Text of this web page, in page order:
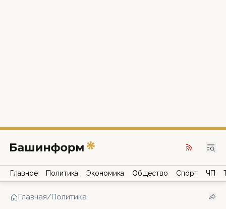
Главное Политика Экономика Общество Спорт ЧП
Главная/Политика